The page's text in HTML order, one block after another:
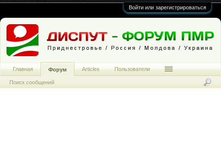
Войти или зарегистрироваться
Главная Форум
Поиск сообщений
Articles Пользователи